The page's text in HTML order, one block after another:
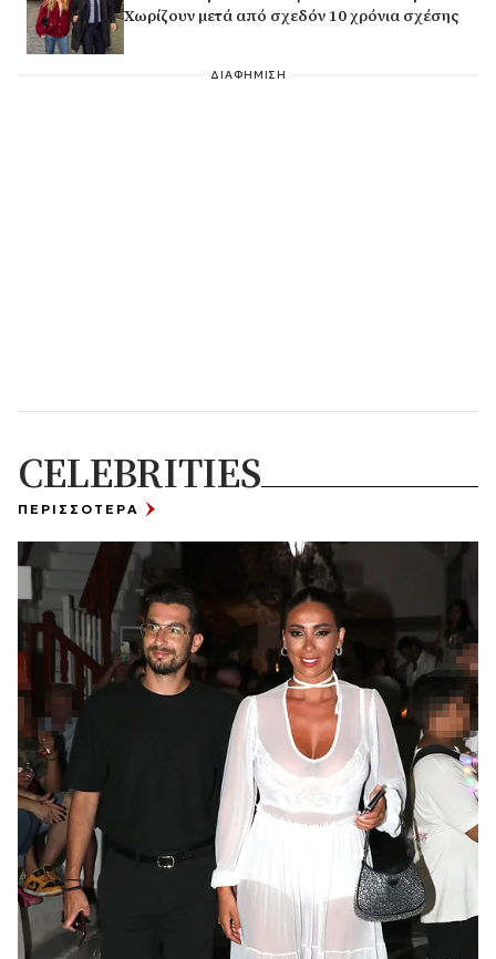
Χωρίζουν μετά από σχεδόν 10 χρόνια σχέσης
ΔΙΑΦΗΜΙΣΗ
CELEBRITIES
ΠΕΡΙΣΣΟΤΕΡΑ